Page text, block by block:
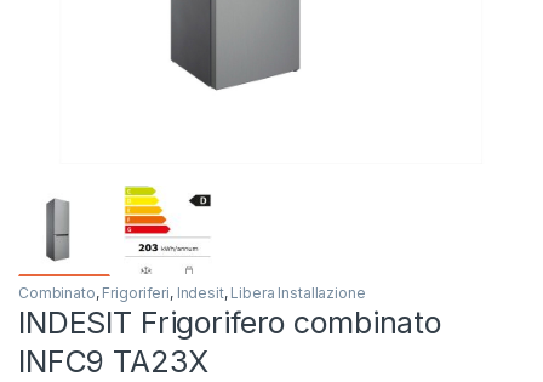
Combinato, Frigoriferi, Indesit, Libera Installazione
INDESIT Frigorifero combinato
INFC9 TA23X